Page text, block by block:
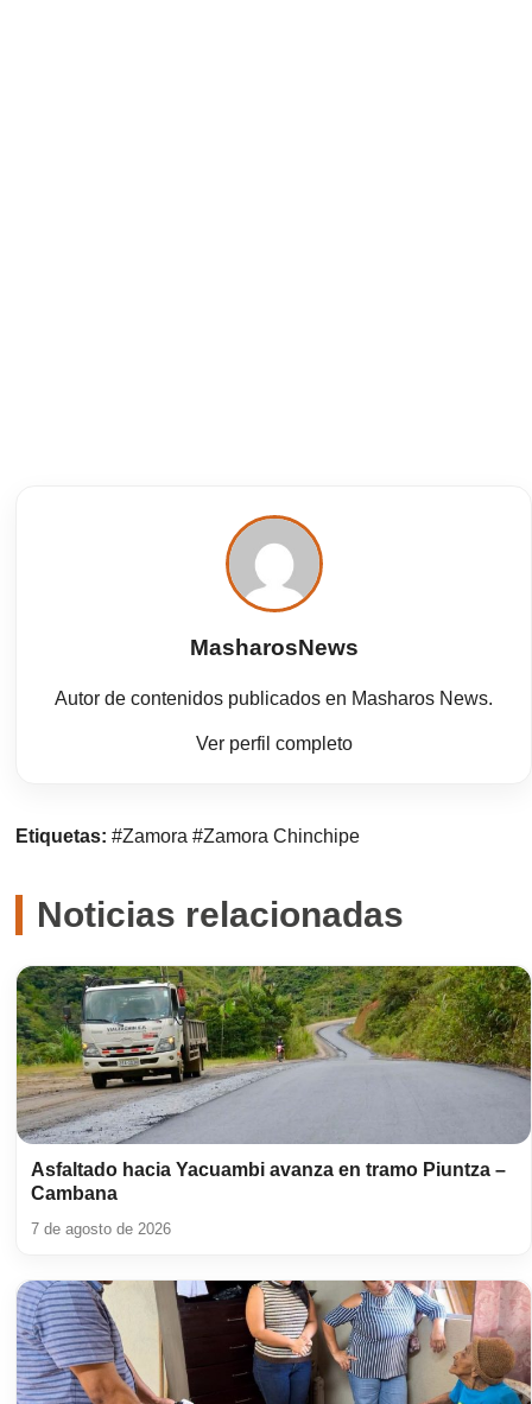
MasharosNews
Autor de contenidos publicados en Masharos News.
Ver perfil completo
Etiquetas: #Zamora#Zamora Chinchipe
Noticias relacionadas
Asfaltado hacia Yacuambi avanza en tramo Piuntza –
Cambana
7 de agosto de 2026